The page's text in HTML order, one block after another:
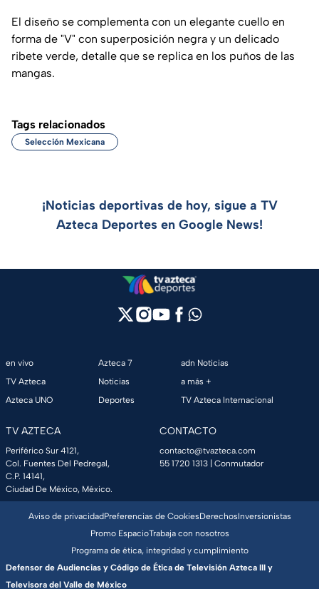
El diseño se complementa con un elegante cuello en
forma de "V" con superposición negra y un delicado
ribete verde, detalle que se replica en los puños de las
mangas.
Tags relacionados
Selección Mexicana
¡Noticias deportivas de hoy, sigue a TV
Azteca Deportes en Google News!
en vivo
TV Azteca
Azteca UNO
Azteca 7
Noticias
Deportes
adn Noticias
a más +
TV Azteca Internacional
TV AZTECA
Periférico Sur 4121,
Col. Fuentes Del Pedregal,
C.P. 14141,
Ciudad De México, México.
CONTACTO
contacto@tvazteca.com
55 1720 1313 | Conmutador
Aviso de privacidadPreferencias de CookiesDerechosInversionistas
Promo EspacioTrabaja con nosotros
Programa de ética, integridad y cumplimiento
Defensor de Audiencias y Código de Ética de Televisión Azteca III y
Televisora del Valle de México